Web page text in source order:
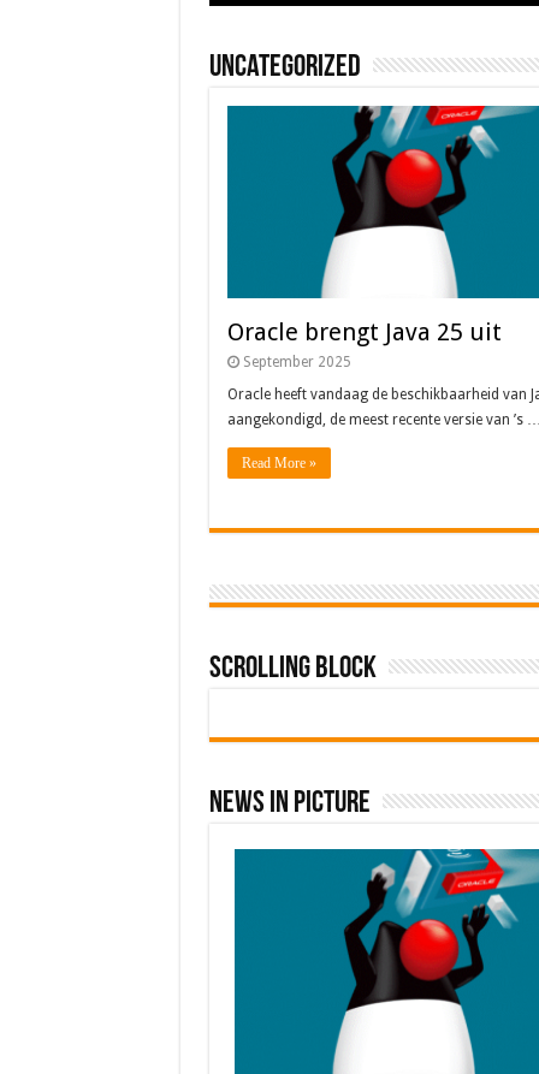
Uncategorized
Oracle brengt Java 25 uit
September 2025
Oracle heeft vandaag de beschikbaarheid van
aangekondigd, de meest recente versie van ’s
Read More »
Scrolling Block
News In Picture